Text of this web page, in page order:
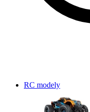
RC modely